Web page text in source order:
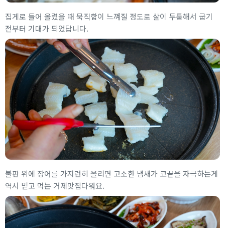
집게로 들어 올렸을 때 묵직함이 느껴질 정도로 살이 두툼해서 굽기
전부터 기대가 되었답니다.
불판 위에 장어를 가지런히 올리면 고소한 냄새가 코끝을 자극하는게
역시 믿고 먹는 거제맛집다워요.